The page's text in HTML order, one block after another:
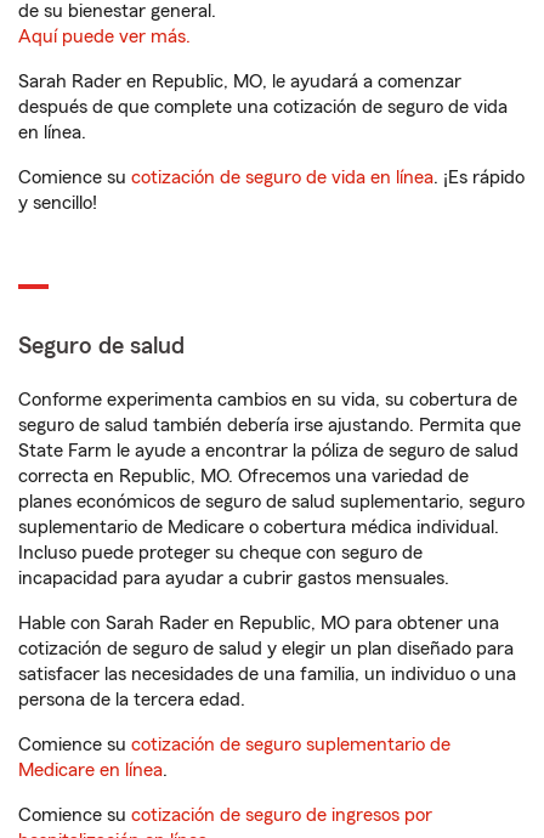
de su bienestar general.
Aquí puede ver más.
Sarah Rader en Republic, MO, le ayudará a comenzar
después de que complete una cotización de seguro de vida
en línea.
Comience su cotización de seguro de vida en línea. ¡Es rápido
y sencillo!
Seguro de salud
Conforme experimenta cambios en su vida, su cobertura de
seguro de salud también debería irse ajustando. Permita que
State Farm le ayude a encontrar la póliza de seguro de salud
correcta en Republic, MO. Ofrecemos una variedad de
planes económicos de seguro de salud suplementario, seguro
suplementario de Medicare o cobertura médica individual.
Incluso puede proteger su cheque con seguro de
incapacidad para ayudar a cubrir gastos mensuales.
Hable con Sarah Rader en Republic, MO para obtener una
cotización de seguro de salud y elegir un plan diseñado para
satisfacer las necesidades de una familia, un individuo o una
persona de la tercera edad.
Comience su cotización de seguro suplementario de
Medicare en línea.
Comience su cotización de seguro de ingresos por